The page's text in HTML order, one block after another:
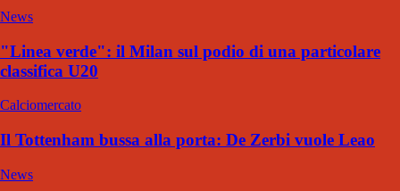
News
"Linea verde": il Milan sul podio di una particolare
classifica U20
Calciomercato
Il Tottenham bussa alla porta: De Zerbi vuole Leao
News